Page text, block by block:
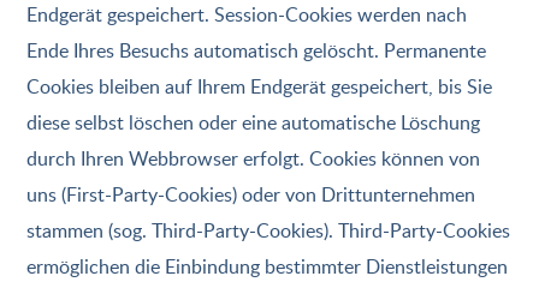
Endgerät gespeichert. Session-Cookies werden nach
Ende Ihres Besuchs automatisch gelöscht. Permanente
Cookies bleiben auf Ihrem Endgerät gespeichert, bis Sie
diese selbst löschen oder eine automatische Löschung
durch Ihren Webbrowser erfolgt. Cookies können von
uns (First-Party-Cookies) oder von Drittunternehmen
stammen (sog. Third-Party-Cookies). Third-Party-Cookies
ermöglichen die Einbindung bestimmter Dienstleistungen